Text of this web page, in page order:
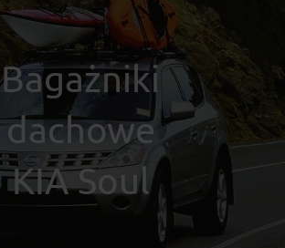
Bagażniki
dachowe
KIA Soul